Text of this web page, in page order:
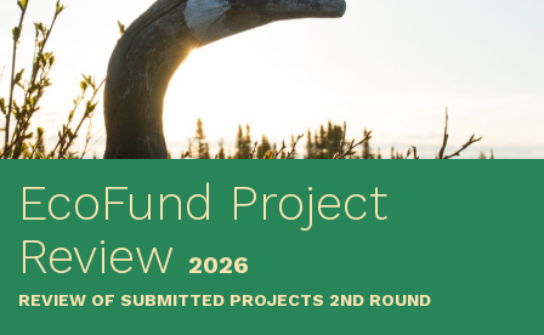
EcoFund Project
Review 2026
REVIEW OF SUBMITTED PROJECTS 2ND ROUND